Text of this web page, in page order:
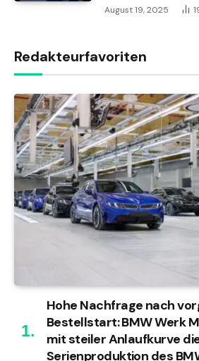
August 19, 2025
Redakteurfavoriten
Hohe Nachfrage nach
Bestellstart: BMW Werk
mit steiler Anlaufkurve
Serienproduktion des